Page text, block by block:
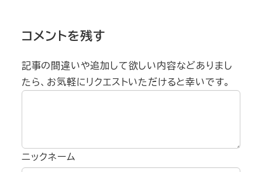
コメントを残す
記事の間違いや追加して欲しい内容などありまし
たら、お気軽にリクエストいただけると幸いです。
ニックネーム